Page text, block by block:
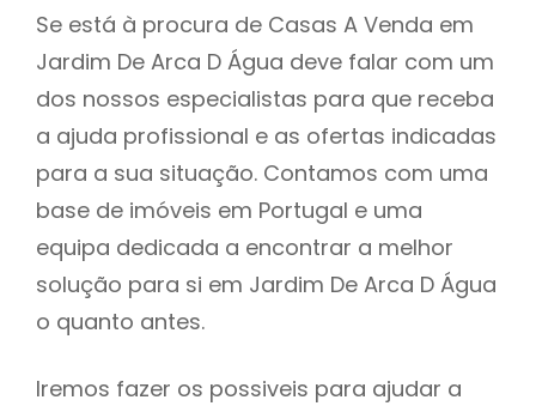
Se está à procura de Casas A Venda em
Jardim De Arca D Água deve falar com um
dos nossos especialistas para que receba
a ajuda profissional e as ofertas indicadas
para a sua situação. Contamos com uma
base de imóveis em Portugal e uma
equipa dedicada a encontrar a melhor
solução para si em Jardim De Arca D Água
o quanto antes.
Iremos fazer os possiveis para ajudar a